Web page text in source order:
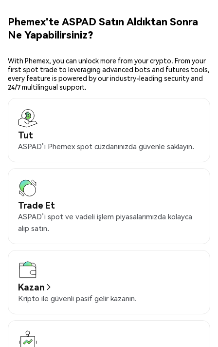
Phemex'te ASPAD Satın Aldıktan Sonra
Ne Yapabilirsiniz?
With Phemex, you can unlock more from your crypto. From your
first spot trade to leveraging advanced bots and futures tools,
every feature is powered by our industry-leading security and
24/7 multilingual support.
Tut
ASPAD’i Phemex spot cüzdanınızda güvenle saklayın.
Trade Et
ASPAD’i spot ve vadeli işlem piyasalarımızda kolayca
alıp satın.
Kazan
Kripto ile güvenli pasif gelir kazanın.